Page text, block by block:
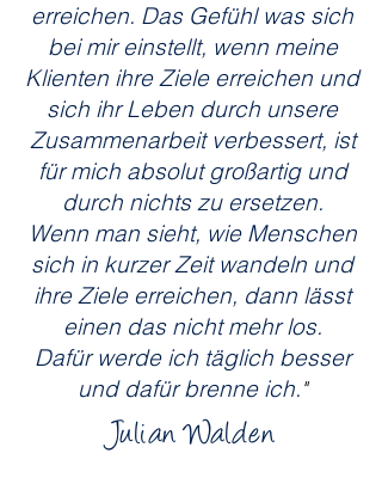
erreichen. Das Gefühl was sich
bei mir einstellt, wenn meine
Klienten ihre Ziele erreichen und
sich ihr Leben durch unsere
Zusammenarbeit verbessert, ist
für mich absolut großartig und
durch nichts zu ersetzen.
Wenn man sieht, wie Menschen
sich in kurzer Zeit wandeln und
ihre Ziele erreichen, dann lässt
einen das nicht mehr los.
Dafür werde ich täglich besser
und dafür brenne ich."
Julian Walden